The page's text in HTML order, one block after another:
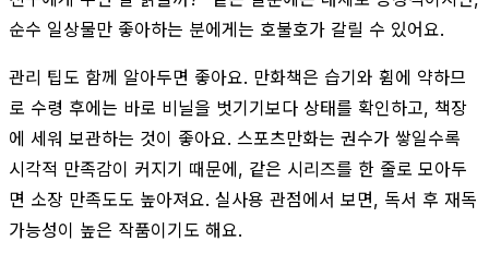
순수 일상물만 좋아하는 분에게는 호불호가 갈릴 수 있어요.
관리 팁도 함께 알아두면 좋아요. 만화책은 습기와 휨에 약하므
로 수령 후에는 바로 비닐을 벗기기보다 상태를 확인하고, 책장
에 세워 보관하는 것이 좋아요. 스포츠만화는 권수가 쌓일수록
시각적 만족감이 커지기 때문에, 같은 시리즈를 한 줄로 모아두
면 소장 만족도도 높아져요. 실사용 관점에서 보면, 독서 후 재독
가능성이 높은 작품이기도 해요.